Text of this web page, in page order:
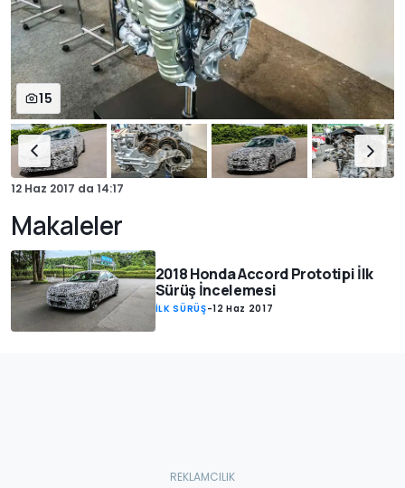
15
12 Haz 2017 da 14:17
Makaleler
2018 Honda Accord Prototipi İlk
Sürüş İncelemesi
İLK SÜRÜŞ-12 Haz 2017